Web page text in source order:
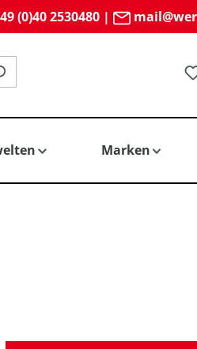
(0)40 2530480|
Marken